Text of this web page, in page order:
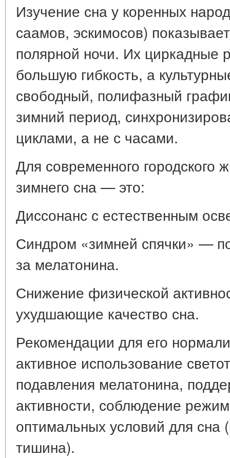
Изучение сна у коренных
саамов, эскимосов)
полярной ночи. Их циркадные
большую гибкость, а
свободный, полифазный
зимний период,
циклами, а не с часами.
Для современного городского
зимнего сна — это:
Диссонанс с естественным
Синдром «зимней спячки» —
за мелатонина.
Снижение физической
ухудшающие качество сна.
Рекомендации для его
активное использование
подавления мелатонина,
активности, соблюдение
оптимальных условий для сна
тишина).